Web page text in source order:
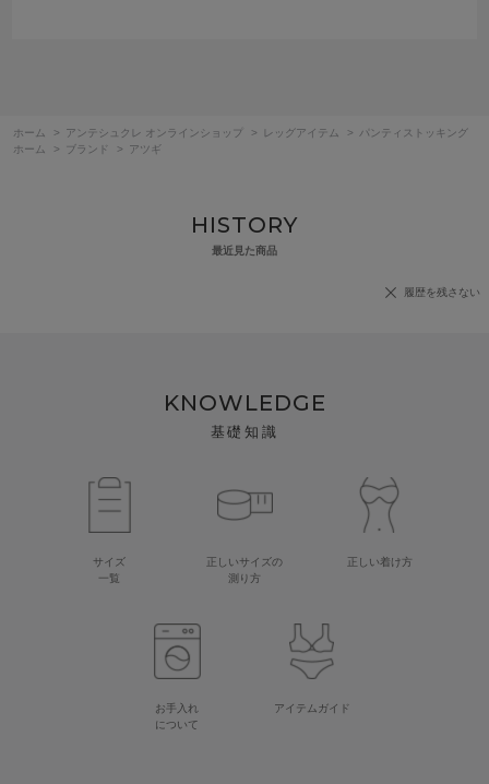
ホーム > アンテシュクレ オンラインショップ > レッグアイテム > パンティストッキング
ホーム
> ブランド > アツギ
HISTORY
最近見た商品
履歴を残さない
KNOWLEDGE
基礎知識
サイズ
一覧
正しいサイズの
測り方
正しい着け方
お手入れ
について
アイテムガイド